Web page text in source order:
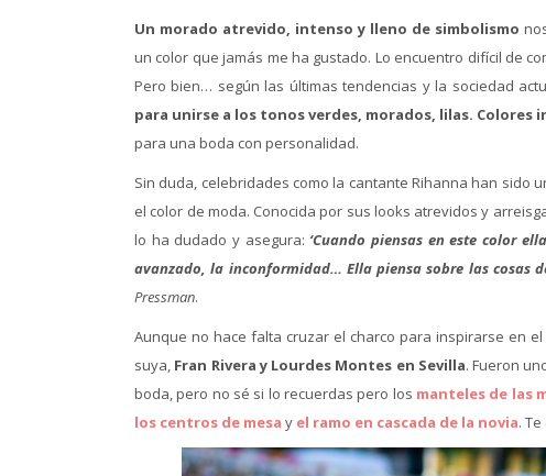
Un morado atrevido, intenso y lleno de simbolismo
un color que jamás me ha gustado. Lo encuentro difícil de
Pero bien… según las últimas tendencias y la sociedad
para unirse a los tonos verdes, morados, lilas. Colores
para una boda con personalidad.
Sin duda, celebridades como la cantante Rihanna han
el color de moda. Conocida por sus looks atrevidos y
lo ha dudado y asegura: ‘Cuando piensas en este color
avanzado, la inconformidad… Ella piensa sobre las cosas
Pressman.
Aunque no hace falta cruzar el charco para inspirarse en
suya, Fran Rivera y Lourdes Montes en Sevilla. Fueron
boda, pero no sé si lo recuerdas pero los manteles de las
los centros de mesa y el ramo en cascada de la novia.